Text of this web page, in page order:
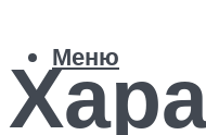
Меню